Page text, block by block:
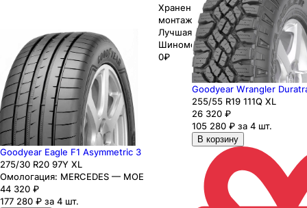
Хранение до
монтажа 0₽
Лучшая цена
Шиномонтаж
0₽
Goodyear Eagle F1 Asymmetric 3
275/30 R20 97Y XL
Омологация: MERCEDES — MOE
44 320 ₽
177 280 ₽ за 4 шт.
Goodyear Wrangler
255/55 R19 111Q XL
26 320 ₽
105 280 ₽ за 4 шт.
В корзину